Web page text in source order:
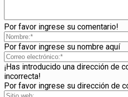
Por favor ingrese su comentario!
Por favor ingrese su nombre aquí
¡Has introducido una dirección de
incorrecta!
Por favor ingrese su dirección de